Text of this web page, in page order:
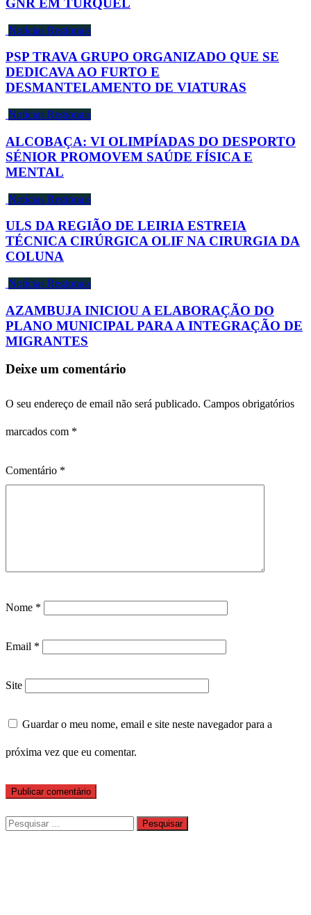
GNR EM TURQUEL
Notícias Regionais
PSP TRAVA GRUPO ORGANIZADO QUE SE
DEDICAVA AO FURTO E
DESMANTELAMENTO DE VIATURAS
Notícias Regionais
ALCOBAÇA: VI OLIMPÍADAS DO DESPORTO
SÉNIOR PROMOVEM SAÚDE FÍSICA E
MENTAL
Notícias Regionais
ULS DA REGIÃO DE LEIRIA ESTREIA
TÉCNICA CIRÚRGICA OLIF NA CIRURGIA DA
COLUNA
Notícias Regionais
AZAMBUJA INICIOU A ELABORAÇÃO DO
PLANO MUNICIPAL PARA A INTEGRAÇÃO DE
MIGRANTES
Deixe um comentário
O seu endereço de email não será publicado. Campos obrigatórios
marcados com *
Comentário *
Nome *
Email *
Site
Guardar o meu nome, email e site neste navegador para a
próxima vez que eu comentar.
Pesquisar
por: